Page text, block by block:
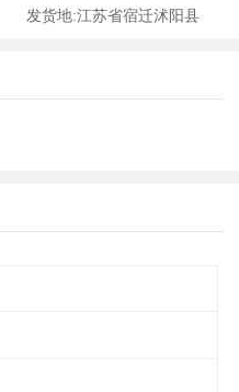
发货地:江苏省宿迁沭阳县